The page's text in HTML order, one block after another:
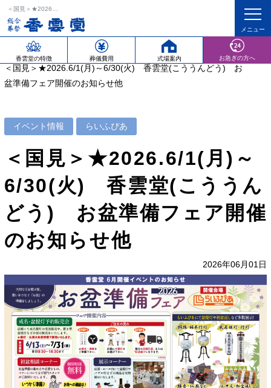
香雲堂の特徴 葬儀費用 式場案内 お急ぎの方へ
ホーム イベント情報
らいふぴあ
＜国見＞★2026.6/1(月)～6/30(火) 香雲堂(こううんどう) お
盆準備フェア開催のお知らせ他
イベント情報 らいふぴあ
＜国見＞★2026.6/1(月)～
6/30(火) 香雲堂(こううん
どう) お盆準備フェア開催
のお知らせ他
2026年06月01日